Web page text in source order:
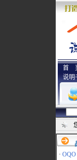
首
说明
· OQO